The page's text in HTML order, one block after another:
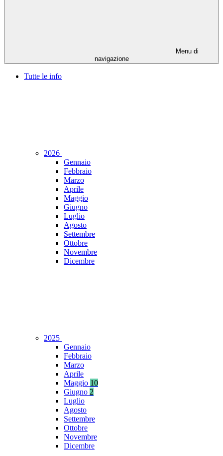
Menu di
navigazione
Tutte le info
2026
Gennaio
Febbraio
Marzo
Aprile
Maggio
Giugno
Luglio
Agosto
Settembre
Ottobre
Novembre
Dicembre
2025
Gennaio
Febbraio
Marzo
Aprile
Maggio 10
Giugno 2
Luglio
Agosto
Settembre
Ottobre
Novembre
Dicembre